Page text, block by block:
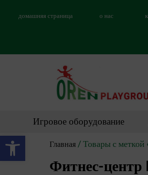
Открыть панель инструментов
домашняя страница о нас
Игровое оборудование
Главная/ Товары с
Фитнес-центр